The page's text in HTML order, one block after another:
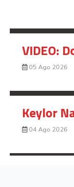
VIDEO:
05 Ago 2026
Keylor
04 Ago 2026